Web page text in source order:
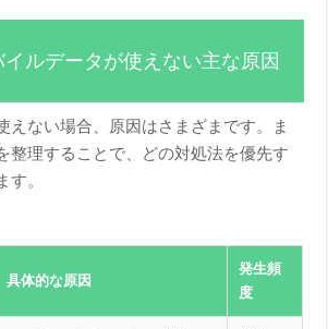
ルデータが使えない主な原因
えない場合、原因はさまざまです。ま
整理することで、どの対処法を優先す
。
具体的な原因
発生頻
度